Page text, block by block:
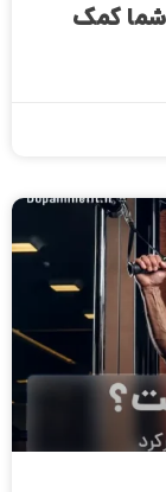
شما کمک